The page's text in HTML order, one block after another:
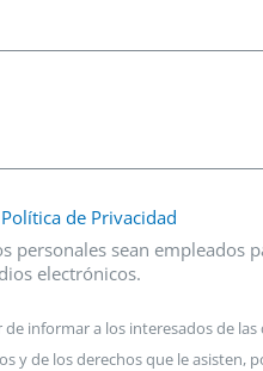
Política de Privacidad
personales sean empleados
electrónicos.
informar a los interesados de
y de los derechos que le asisten,